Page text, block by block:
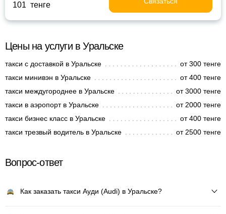
101 тенге
Цены на услуги в Уральске
такси с доставкой в Уральске
от 300 тенге
такси минивэн в Уральске
от 400 тенге
такси междугороднее в Уральске
от 3000 тенге
такси в аэропорт в Уральске
от 2000 тенге
такси бизнес класс в Уральске
от 400 тенге
такси трезвый водитель в Уральске
от 2500 тенге
Вопрос-ответ
Как заказать такси Ауди (Audi) в Уральске?